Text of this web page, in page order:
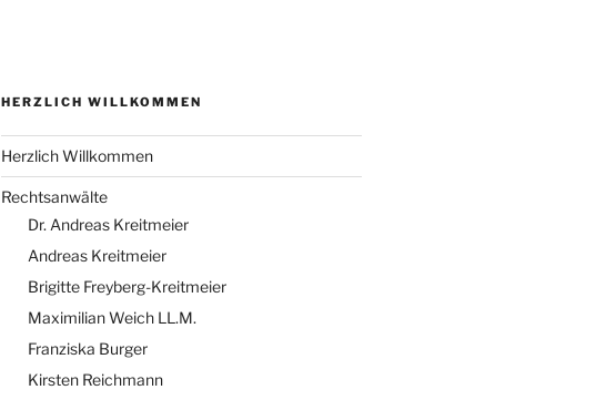
HERZLICH WILLKOMMEN
Herzlich Willkommen
Rechtsanwälte
Dr. Andreas Kreitmeier
Andreas Kreitmeier
Brigitte Freyberg-Kreitmeier
Maximilian Weich LL.M.
Franziska Burger
Kirsten Reichmann